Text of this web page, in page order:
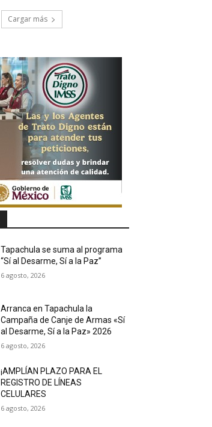
Cargar más
Tapachula se suma al programa
“Sí al Desarme, Sí a la Paz”
6 agosto, 2026
Arranca en Tapachula la
Campaña de Canje de Armas «Sí
al Desarme, Sí a la Paz» 2026
6 agosto, 2026
¡AMPLÍAN PLAZO PARA EL
REGISTRO DE LÍNEAS
CELULARES
6 agosto, 2026